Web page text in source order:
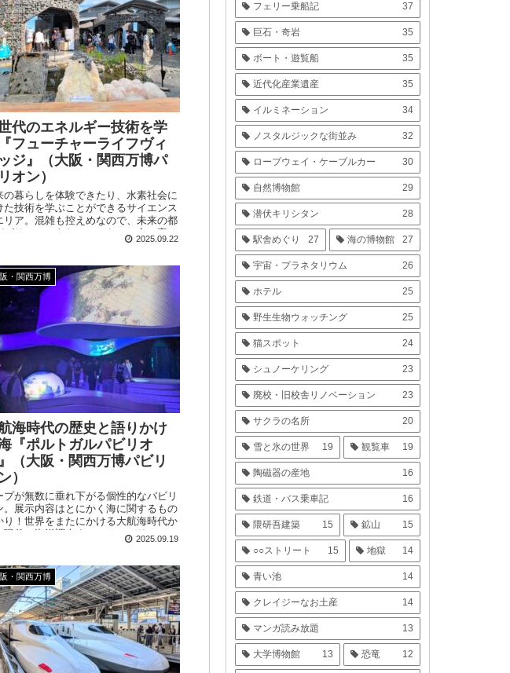
代のエネルギー技術を学
フューチャーライフヴィ
ジ』（大阪・関西万博パ
オン）
の暮らしを体験できたり、水素社会に
た技術を学ぶことができるサイエンス
リア。混雑も控えめなので、未来の都
ビリオンとあわせてふらっと立ち寄る
2025.09.22
・関西万博
海時代の歴史と語りかけ
『ポルトガルパビリオ
（大阪・関西万博パビリ
）
プが無数に垂れ下がる個性的なパビリ
。展示内容はとにかく海に関するもの
り！世界をまたにかける大航海時代か
現代の海洋調査まで、そのバリエーシ
は豊か。最後には海が語りかけてきま
2025.09.19
・関西万博
フェリー乗船記 37
巨石・奇岩 35
ボート・遊覧船 35
近代化産業遺産 35
イルミネーション 34
ノスタルジックな街並み 32
ロープウェイ・ケーブルカー 30
自然博物館 29
潜伏キリシタン 28
駅舎めぐり 27 海の博物館 27
宇宙・プラネタリウム 26
ホテル 25
野生生物ウォッチング 25
猫スポット 24
シュノーケリング 23
廃校・旧校舎リノベーション 23
サクラの名所 20
雪と氷の世界 19 観覧車 19
陶磁器の産地 16
鉄道・バス乗車記 16
隈研吾建築 15 鉱山 15
○○ストリート 15 地獄 14
青い池 14
クレイジーなお土産 14
マンガ読み放題 13
大学博物館 13 恐竜 12